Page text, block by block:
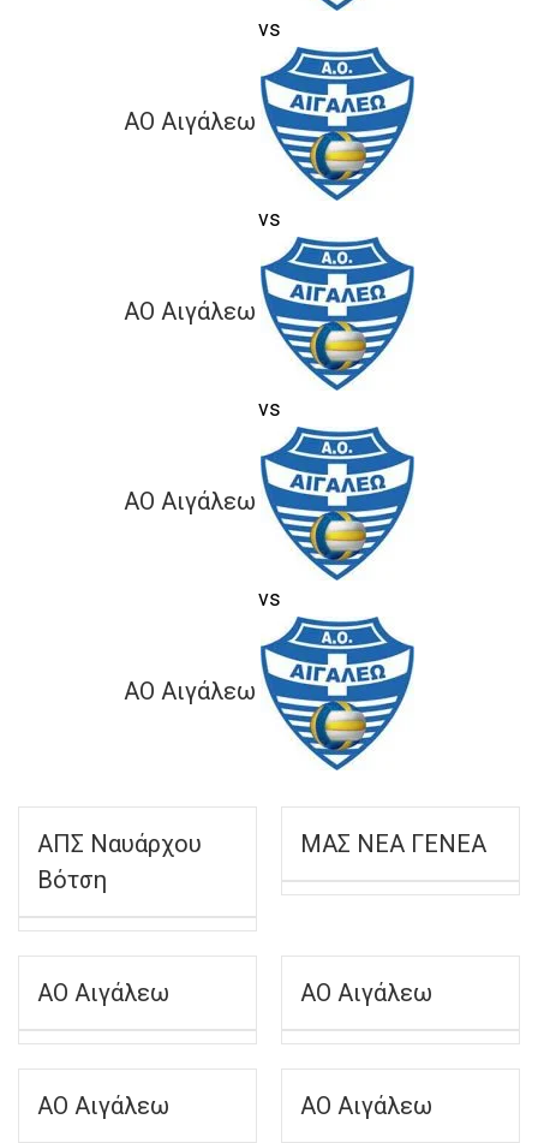
vs
ΑΟ Αιγάλεω
vs
ΑΟ Αιγάλεω
vs
ΑΟ Αιγάλεω
vs
ΑΟ Αιγάλεω
ΑΠΣ Ναυάρχου
Βότση
ΜΑΣ ΝΕΑ ΓΕΝΕΑ
ΑΟ Αιγάλεω ΑΟ Αιγάλεω
ΑΟ Αιγάλεω ΑΟ Αιγάλεω